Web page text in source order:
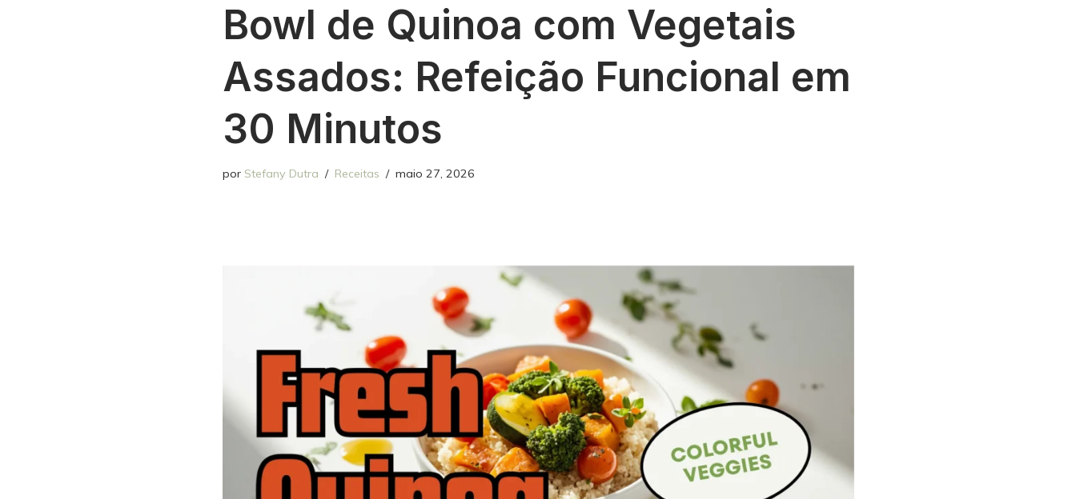
Bowl de Quinoa com Vegetais
Assados: Refeição Funcional em
30 Minutos
por Stefany Dutra Receitas maio 27, 2026